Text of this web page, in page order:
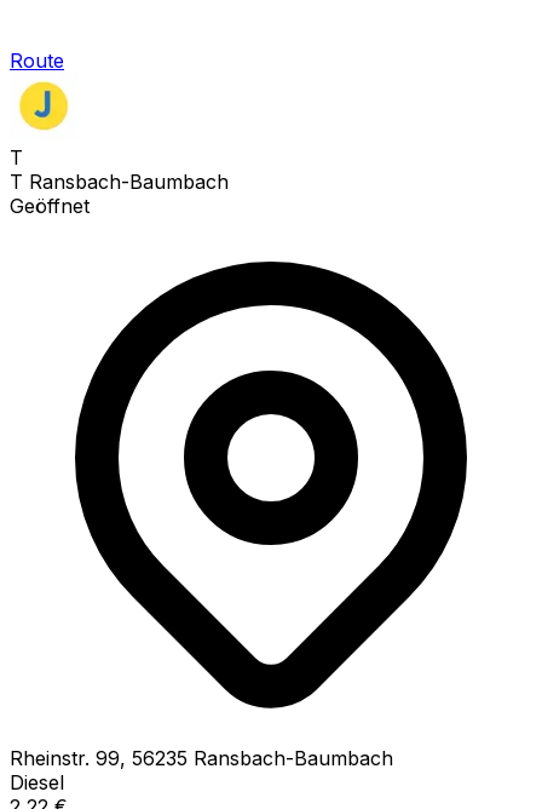
Route
T
T Ransbach-Baumbach
Geöffnet
Rheinstr. 99, 56235 Ransbach-Baumbach
Diesel